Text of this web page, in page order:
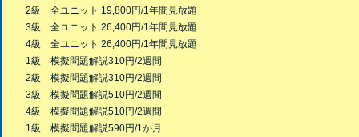
2級 全ユニット 19,800円/1年間見放題
3級 全ユニット 26,400円/1年間見放題
4級 全ユニット 26,400円/1年間見放題
1級 模擬問題解説310円/2週間
2級 模擬問題解説310円/2週間
3級 模擬問題解説510円/2週間
4級 模擬問題解説510円/2週間
1級 模擬問題解説590円/1か月